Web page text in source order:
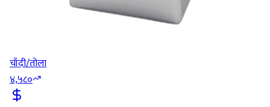
चाँदी/तोला
४,५८०